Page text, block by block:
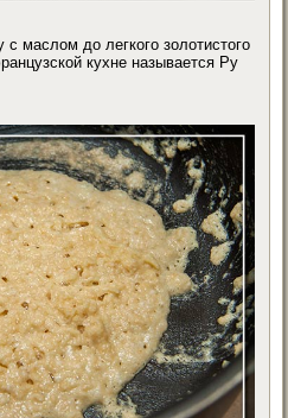
маслом до легкого золотистого
кухне называется Ру